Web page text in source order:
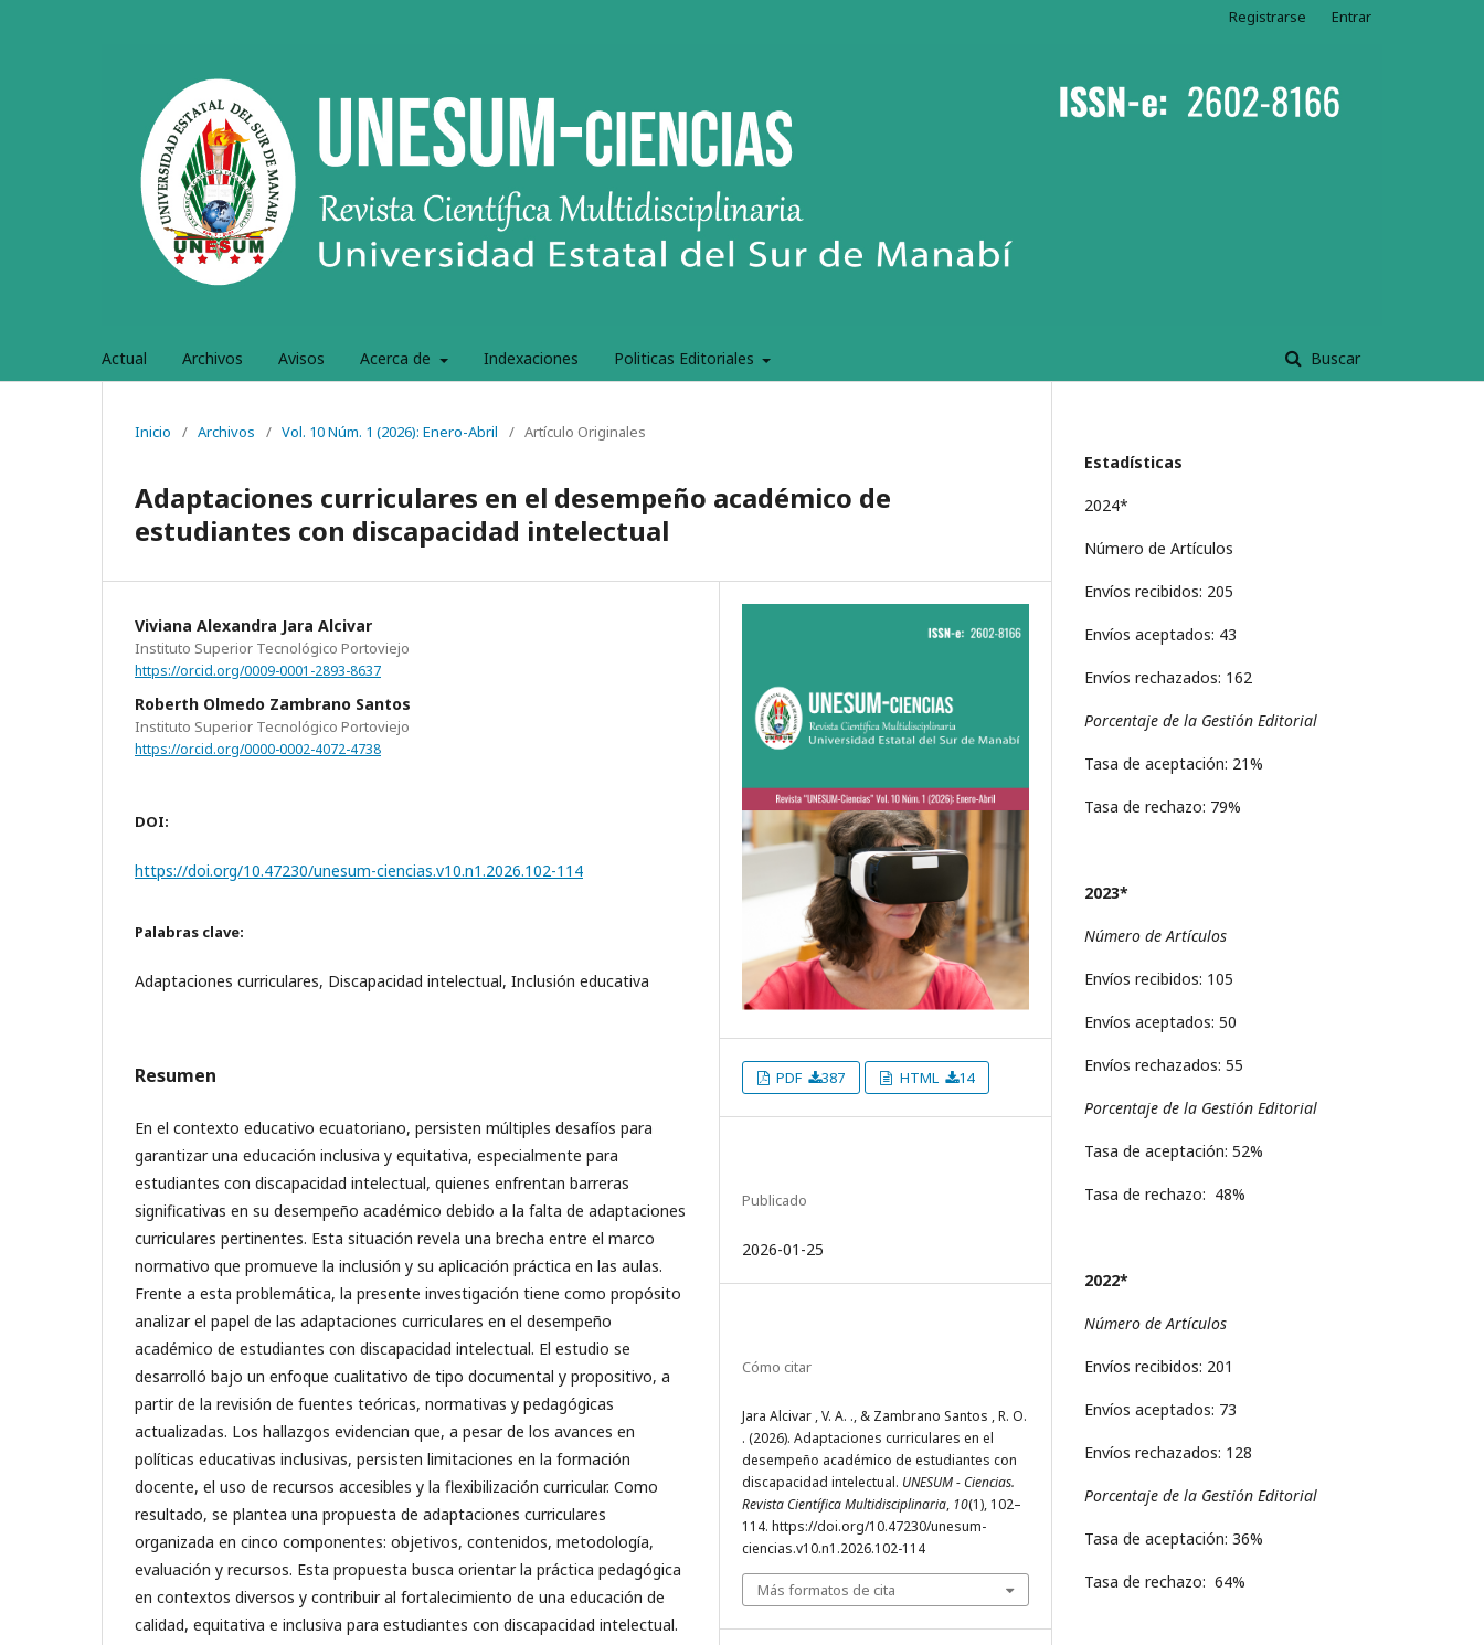
Actual Archivos Avisos Acerca de Indexaciones Politicas Editoriales Buscar
Registrarse Entrar
Inicio / Archivos / Vol. 10 Núm. 1 (2026): Enero-Abril / Artículo Originales
Adaptaciones curriculares en el desempeño académico de
estudiantes con discapacidad intelectual
Viviana Alexandra Jara Alcivar
Instituto Superior Tecnológico Portoviejo
https://orcid.org/0009-0001-2893-8637
Roberth Olmedo Zambrano Santos
Instituto Superior Tecnológico Portoviejo
https://orcid.org/0000-0002-4072-4738
DOI:
https://doi.org/10.47230/unesum-ciencias.v10.n1.2026.102-114
Palabras clave:
Adaptaciones curriculares, Discapacidad intelectual, Inclusión educativa
Resumen
En el contexto educativo ecuatoriano, persisten múltiples desafíos para
garantizar una educación inclusiva y equitativa, especialmente para
estudiantes con discapacidad intelectual, quienes enfrentan barreras
significativas en su desempeño académico debido a la falta de adaptaciones
curriculares pertinentes. Esta situación revela una brecha entre el marco
normativo que promueve la inclusión y su aplicación práctica en las aulas.
Frente a esta problemática, la presente investigación tiene como propósito
analizar el papel de las adaptaciones curriculares en el desempeño
académico de estudiantes con discapacidad intelectual. El estudio se
desarrolló bajo un enfoque cualitativo de tipo documental y propositivo, a
partir de la revisión de fuentes teóricas, normativas y pedagógicas
actualizadas. Los hallazgos evidencian que, a pesar de los avances en
políticas educativas inclusivas, persisten limitaciones en la formación
docente, el uso de recursos accesibles y la flexibilización curricular. Como
resultado, se plantea una propuesta de adaptaciones curriculares
organizada en cinco componentes: objetivos, contenidos, metodología,
evaluación y recursos. Esta propuesta busca orientar la práctica pedagógica
en contextos diversos y contribuir al fortalecimiento de una educación de
calidad, equitativa e inclusiva para estudiantes con discapacidad intelectual.
PDF 387 HTML 14
Publicado
2026-01-25
Cómo citar
Jara Alcivar , V. A. ., & Zambrano Santos , R. O.
. (2026). Adaptaciones curriculares en el
desempeño académico de estudiantes con
discapacidad intelectual. UNESUM - Ciencias.
Revista Científica Multidisciplinaria, 10(1), 102–
114. https://doi.org/10.47230/unesum-
ciencias.v10.n1.2026.102-114
Más formatos de cita
Estadísticas
2024*
Número de Artículos
Envíos recibidos: 205
Envíos aceptados: 43
Envíos rechazados: 162
Porcentaje de la Gestión Editorial
Tasa de aceptación: 21%
Tasa de rechazo: 79%
2023*
Número de Artículos
Envíos recibidos: 105
Envíos aceptados: 50
Envíos rechazados: 55
Porcentaje de la Gestión Editorial
Tasa de aceptación: 52%
Tasa de rechazo: 48%
2022*
Número de Artículos
Envíos recibidos: 201
Envíos aceptados: 73
Envíos rechazados: 128
Porcentaje de la Gestión Editorial
Tasa de aceptación: 36%
Tasa de rechazo: 64%